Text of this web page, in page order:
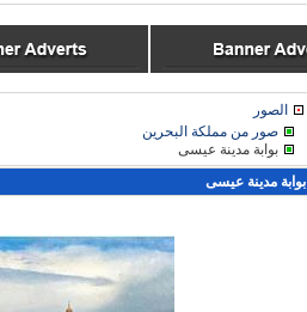
الصور
صور من مملكة البحرين
بوابة مدينة عيسى
بوابة مدينة عيسى